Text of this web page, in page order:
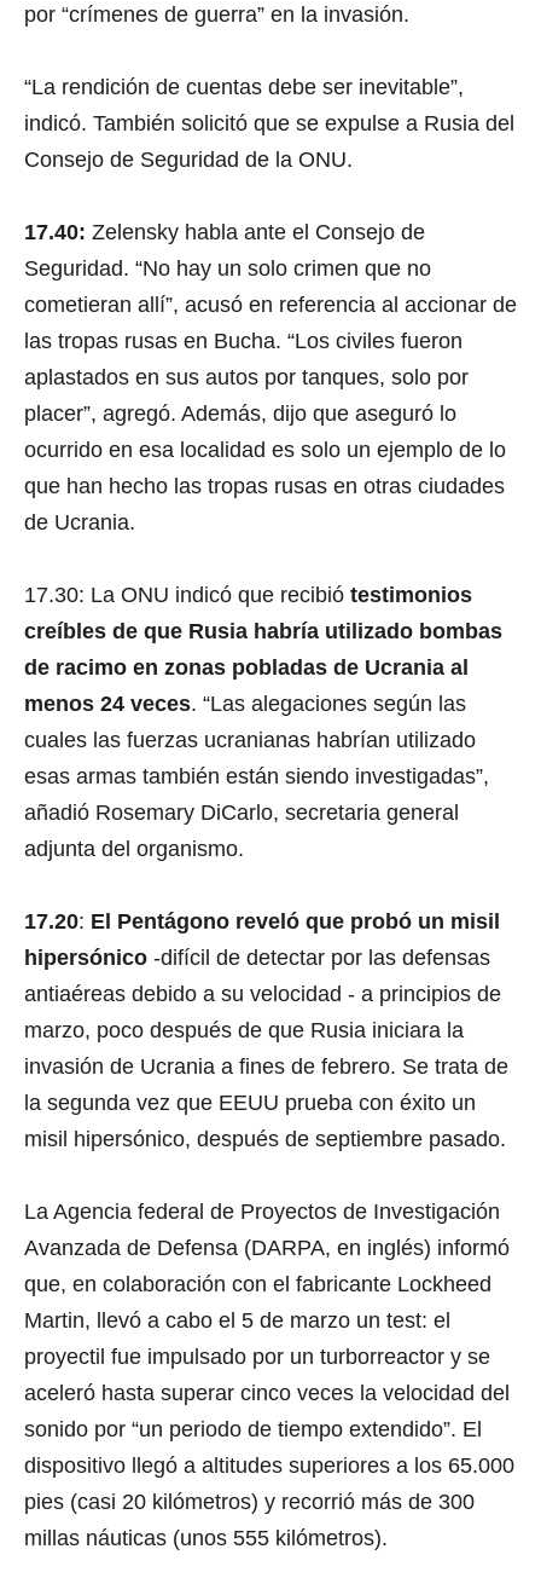
por “crímenes de guerra” en la invasión.
“La rendición de cuentas debe ser inevitable”,
indicó. También solicitó que se expulse a Rusia del
Consejo de Seguridad de la ONU.
17.40: Zelensky habla ante el Consejo de
Seguridad. “No hay un solo crimen que no
cometieran allí”, acusó en referencia al accionar de
las tropas rusas en Bucha. “Los civiles fueron
aplastados en sus autos por tanques, solo por
placer”, agregó. Además, dijo que aseguró lo
ocurrido en esa localidad es solo un ejemplo de lo
que han hecho las tropas rusas en otras ciudades
de Ucrania.
17.30: La ONU indicó que recibió testimonios
creíbles de que Rusia habría utilizado bombas
de racimo en zonas pobladas de Ucrania al
menos 24 veces. “Las alegaciones según las
cuales las fuerzas ucranianas habrían utilizado
esas armas también están siendo investigadas”,
añadió Rosemary DiCarlo, secretaria general
adjunta del organismo.
17.20: El Pentágono reveló que probó un misil
hipersónico -difícil de detectar por las defensas
antiaéreas debido a su velocidad - a principios de
marzo, poco después de que Rusia iniciara la
invasión de Ucrania a fines de febrero. Se trata de
la segunda vez que EEUU prueba con éxito un
misil hipersónico, después de septiembre pasado.
La Agencia federal de Proyectos de Investigación
Avanzada de Defensa (DARPA, en inglés) informó
que, en colaboración con el fabricante Lockheed
Martin, llevó a cabo el 5 de marzo un test: el
proyectil fue impulsado por un turborreactor y se
aceleró hasta superar cinco veces la velocidad del
sonido por “un periodo de tiempo extendido”. El
dispositivo llegó a altitudes superiores a los 65.000
pies (casi 20 kilómetros) y recorrió más de 300
millas náuticas (unos 555 kilómetros).